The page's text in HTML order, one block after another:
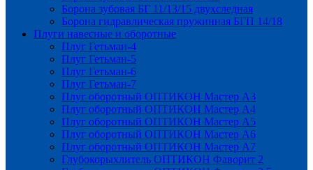
Борона зубовая БГ 11/13/15 двухследная
Борона гидравлическая пружинная БГП 14/18
Плуги навесные и оборотные
Плуг Гетьман-4
Плуг Гетьман-5
Плуг Гетьман-6
Плуг Гетьман-7
Плуг оборотный ОПТИКОН Мастер А3
Плуг оборотный ОПТИКОН Мастер А4
Плуг оборотный ОПТИКОН Мастер А5
Плуг оборотный ОПТИКОН Мастер А6
Плуг оборотный ОПТИКОН Мастер А7
Глубокорыхлитель ОПТИКОН Фаворит 2